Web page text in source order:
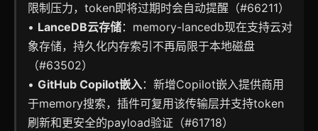
限制压力，token即将过期时会自动提醒（#66211）
• LanceDB云存储：memory-lancedb现在支持云对
象存储，持久化内存索引不再局限于本地磁盘
（#63502）
• GitHub Copilot嵌入：新增Copilot嵌入提供商用
于memory搜索，插件可复用该传输层并支持token
刷新和更安全的payload验证（#61718）